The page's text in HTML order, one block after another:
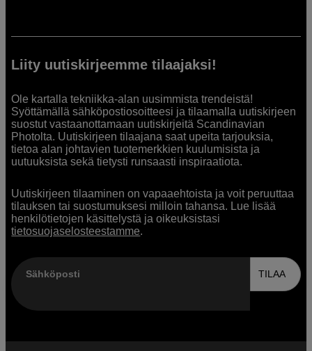
Liity uutiskirjeemme tilaajaksi!
Ole kartalla tekniikka-alan uusimmista trendeistä!
Syöttämällä sähköpostiosoitteesi ja tilaamalla uutiskirjeen
suostut vastaanottamaan uutiskirjeitä Scandinavian
Photolta. Uutiskirjeen tilaajana saat upeita tarjouksia,
tietoa alan johtavien tuotemerkkien kuulumisista ja
uutuuksista sekä tietysti runsaasti inspiraatiota.
Uutiskirjeen tilaaminen on vapaaehtoista ja voit peruuttaa
tilauksen tai suostumuksesi milloin tahansa. Lue lisää
henkilötietojen käsittelystä ja oikeuksistasi
tietosuojaselosteestamme.
Sähköposti TILAA